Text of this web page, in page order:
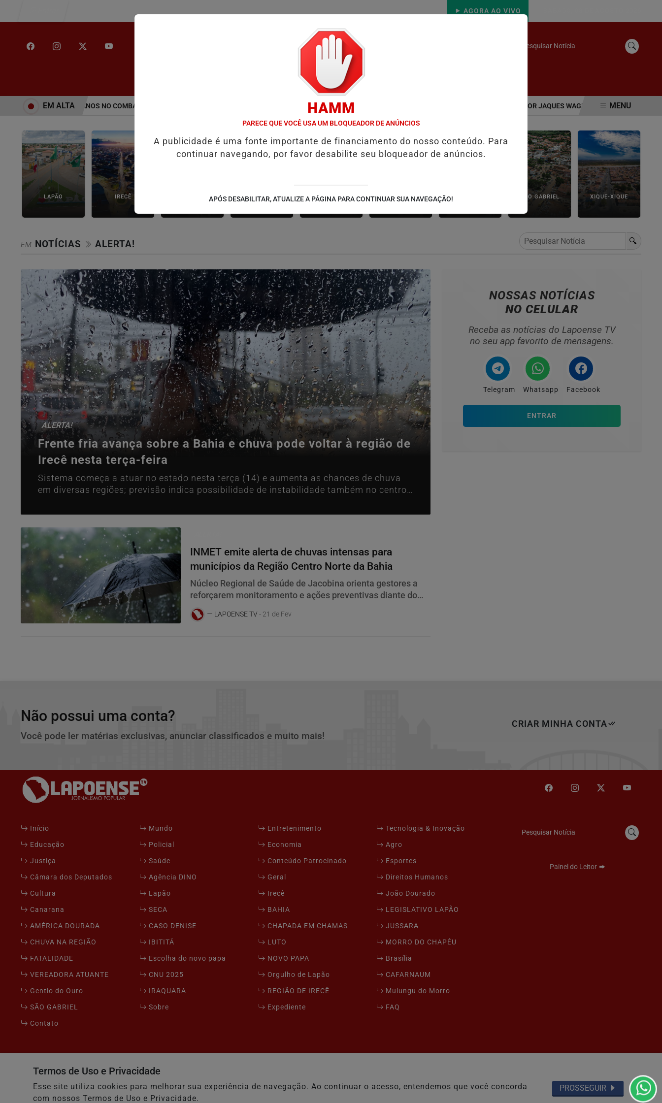
AGORA AO VIVO
Pesquisar Notícia
CONCURSOS
PENHA COMPLETA 20 ANOS NO COMBATE À VIOLÊNCIA DOMÉSTICA, MAS ALTA NOS CASOS DE FEMINICÍDIO EXPÕE DESAFIOS PF ADIA DEPOIMENTO DO SENADOR JAQUES WAGNER A PEDIDO DA DEFESA
EM ALTA MENU
LAPÃO IRECÊ JOÃO DOURADO CANARANA AMÉRICA DOURADA JUSSARA SÃO GABRIEL XIQUE-XIQUE
EM NOTÍCIAS ALERTA! 🔍
ALERTA!
Frente fria avança sobre a Bahia e chuva pode voltar à região de
Irecê nesta terça-feira
Sistema começa a atuar no estado nesta terça (14) e aumenta as chances de chuva
em diversas regiões; previsão indica possibilidade de instabilidade também no centro-
INMET emite alerta de chuvas intensas para
municípios da Região Centro Norte da Bahia
Núcleo Regional de Saúde de Jacobina orienta gestores a
reforçarem monitoramento e ações preventivas diante do
risco de alagamentos e deslizamentos
LAPOENSE TV- 21 de Fev
NOSSAS NOTÍCIAS
NO CELULAR
Receba as notícias do Lapoense TV
no seu app favorito de mensagens.
Telegram Whatsapp Facebook
ENTRAR
Não possui uma conta?
Você pode ler matérias exclusivas, anunciar classificados e muito mais!
CRIAR MINHA CONTA
Início Mundo Entretenimento
Tecnologia & Inovação
Educação
Policial Economia
Agro
Justiça
Saúde Conteúdo Patrocinado
Esportes
Câmara dos Deputados
Agência DINO Geral
Direitos Humanos
Cultura
Lapão Irecê
João Dourado
Canarana
SECA BAHIA
LEGISLATIVO LAPÃO
AMÉRICA DOURADA
CASO DENISE CHAPADA EM CHAMAS
JUSSARA
CHUVA NA REGIÃO
IBITITÁ LUTO
MORRO DO CHAPÉU
FATALIDADE
Escolha do novo papa NOVO PAPA
Brasília
VEREADORA ATUANTE
CNU 2025 Orgulho de Lapão
CAFARNAUM
Gentio do Ouro
IRAQUARA REGIÃO DE IRECÊ
Mulungu do Morro
SÃO GABRIEL
Sobre Expediente
FAQ
Contato
Pesquisar Notícia
Painel do Leitor
HAMM
PARECE QUE VOCÊ USA UM BLOQUEADOR DE ANÚNCIOS
A publicidade é uma fonte importante de financiamento do nosso conteúdo. Para
continuar navegando, por favor desabilite seu bloqueador de anúncios.
APÓS DESABILITAR, ATUALIZE A PÁGINA PARA CONTINUAR SUA NAVEGAÇÃO!
Termos de Uso e Privacidade
Esse site utiliza cookies para melhorar sua experiência de navegação. Ao continuar o acesso, entendemos que você concorda
com nossos Termos de Uso e Privacidade.
PROSSEGUIR